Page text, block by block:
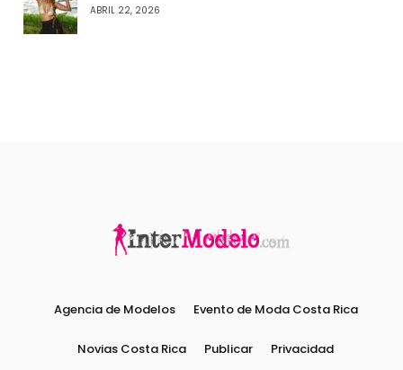
ABRIL 22, 2026
Agencia de Modelos Evento de Moda Costa Rica
Novias Costa Rica Publicar Privacidad